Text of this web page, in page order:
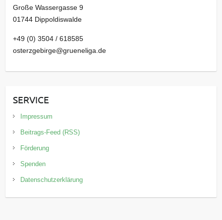
Große Wassergasse 9
01744 Dippoldiswalde
+49 (0) 3504 / 618585
osterzgebirge@grueneliga.de
SERVICE
Impressum
Beitrags-Feed (RSS)
Förderung
Spenden
Datenschutzerklärung